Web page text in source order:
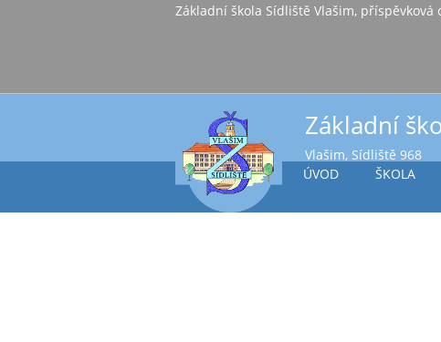
Základní škola
Základní
Vlašim, Sídliště 968
ÚVOD
ŠKOLA